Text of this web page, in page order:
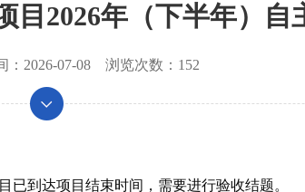
目2026年（下半年）自
： 2026-07-08 浏览次数： 152
已到达项目结束时间，需要进行验收结题。